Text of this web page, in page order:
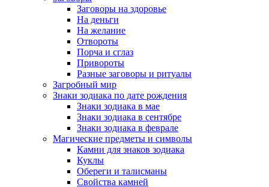
Заговоры на здоровье
На деньги
На желание
Отвороты
Порча и сглаз
Привороты
Разные заговоры и ритуалы
Загробный мир
Знаки зодиака по дате рождения
Знаки зодиака в мае
Знаки зодиака в сентябре
Знаки зодиака в феврале
Магические предметы и символы
Камни для знаков зодиака
Куклы
Обереги и талисманы
Свойства камней